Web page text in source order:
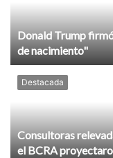
Donald Trump
de nacimiento"
Destacada
Consultoras
el BCRA